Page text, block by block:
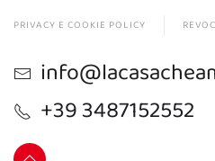
PRIVACY E COOKIE POLICY
+39 3487152552